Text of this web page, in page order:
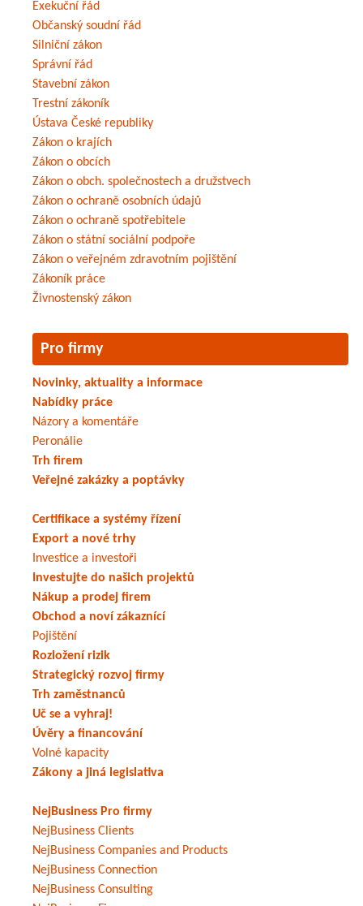
Exekuční řád
Občanský soudní řád
Silniční zákon
Správní řád
Stavební zákon
Trestní zákoník
Ústava České republiky
Zákon o krajích
Zákon o obcích
Zákon o obch. společnostech a družstvech
Zákon o ochraně osobních údajů
Zákon o ochraně spotřebitele
Zákon o státní sociální podpoře
Zákon o veřejném zdravotním pojištění
Zákoník práce
Živnostenský zákon
Pro firmy
Novinky, aktuality a informace
Nabídky práce
Názory a komentáře
Peronálie
Trh firem
Veřejné zakázky a poptávky
Certifikace a systémy řízení
Export a nové trhy
Investice a investoři
Investujte do našich projektů
Nákup a prodej firem
Obchod a noví zákaznící
Pojištění
Rozložení rizik
Strategický rozvoj firmy
Trh zaměstnanců
Uč se a vyhraj!
Úvěry a financování
Volné kapacity
Zákony a jiná legislativa
NejBusiness Pro firmy
NejBusiness Clients
NejBusiness Companies and Products
NejBusiness Connection
NejBusiness Consulting